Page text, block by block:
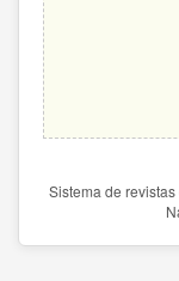
Sistema de